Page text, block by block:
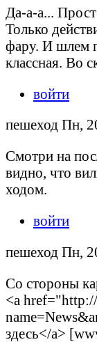
Да-а-а...
Только
фару. И шлем
классная. Во
войти
пешеход Пн,
Смотри на
видно, что
ходом.
войти
пешеход Пн,
Со стороны
<a
здесь</a>